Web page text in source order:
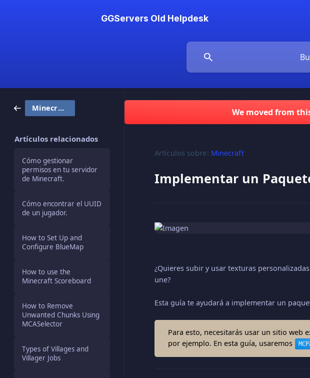
GGServers Old Helpdesk
Minecraft
Artículos relacionados
Cómo gestionar
permisos en tu servidor
de Minecraft.
Cómo encontrar el UUID
de un jugador.
How to Set Up and
Configure BlueMap
How to use the
Minecraft Scoreboard
How to Remove
Unwanted Chunks Using
MCASelector
Types of Villages and
Villager Jobs
We moved from
Artículos sobre: Minecraft
Implementar un
¿Quieres subir y usar texturas
une?
Esta guía te ayudará a implementar un
Para esto, necesitarás usar un sitio web
por ejemplo. En esta guía, usaremos